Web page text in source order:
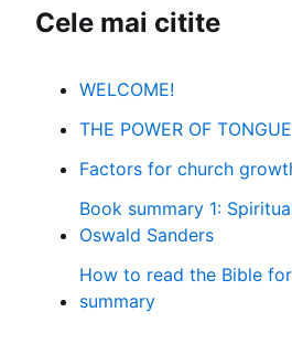
Cele mai citite
WELCOME!
THE POWER OF
Factors for church
Book summary 1:
Oswald Sanders
How to read the Bible
summary